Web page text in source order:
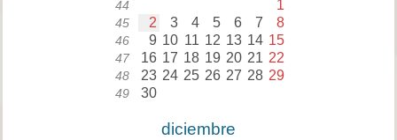
44 1
45 2 3 4 5 6 7 8
46 9 10 11 12 13 14 15
47 16 17 18 19 20 21 22
48 23 24 25 26 27 28 29
49 30
diciembre